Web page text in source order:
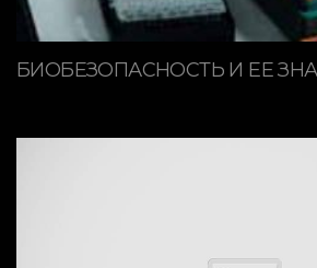
БИОБЕЗОПАСНОСТЬ И ЕЕ